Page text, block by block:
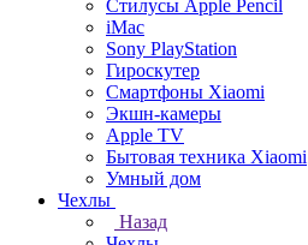
Стилусы Apple Pencil
iMac
Sony PlayStation
Гироскутер
Смартфоны Xiaomi
Экшн-камеры
Apple TV
Бытовая техника Xiaomi
Умный дом
Чехлы
Назад